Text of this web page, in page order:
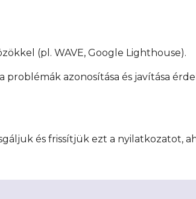
(pl. WAVE, Google Lighthouse).
problémák azonosítása és javítása
és frissítjük ezt a nyilatkozatot,